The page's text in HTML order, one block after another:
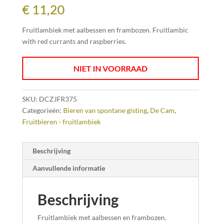
€11,20
Fruitlambiek met aalbessen en frambozen. Fruitlambic
with red currants and raspberries.
NIET IN VOORRAAD
SKU: DCZJFR375
Categorieën: Bieren van spontane gisting, De Cam,
Fruitbieren - fruitlambiek
Beschrijving
Aanvullende informatie
Beschrijving
Fruitlambiek met aalbessen en frambozen.